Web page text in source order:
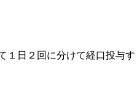
１日２回に分けて経口投与す